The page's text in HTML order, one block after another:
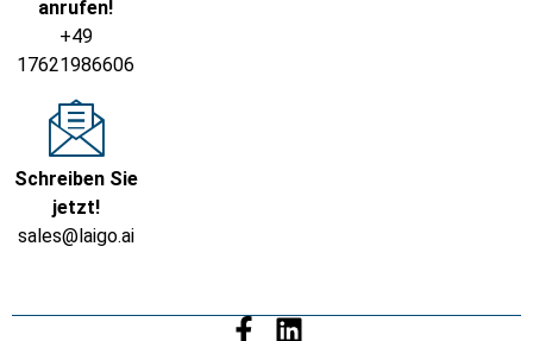
anrufen!
+49
17621986606
Schreiben Sie
jetzt!
sales@laigo.ai